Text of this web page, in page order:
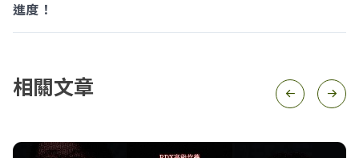
進度！
相關文章